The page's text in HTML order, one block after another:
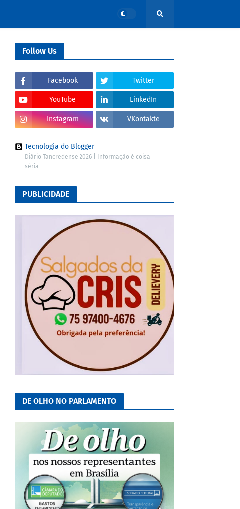
Follow Us
Facebook Twitter
YouTube LinkedIn
Instagram VKontakte
Tecnologia do Blogger
Diário Tancredense 2026 | Informação é coisa
séria
PUBLICIDADE
DE OLHO NO PARLAMENTO